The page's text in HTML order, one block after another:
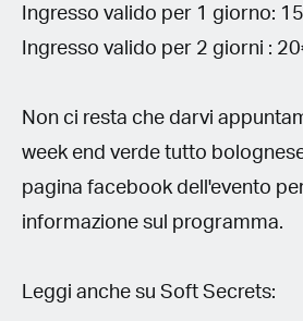
Ingresso valido per 1 giorno:
Ingresso valido per 2 giorni :
Non ci resta che darvi
week end verde tutto
pagina facebook dell'evento
informazione sul programma.
Leggi anche su Soft Secrets: